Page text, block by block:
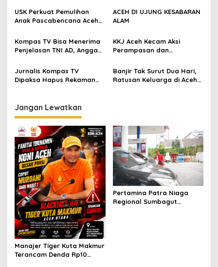
i
p
s
Pasar Berkah Ramadan
USK Perkuat Pemulihan
Anak Pascabencana Aceh
Dukungan Psikososial
ACEH DI UJUNG KESABARAN
ALAM
Kompas TV Bisa Menerima
Penjelasan TNI AD, Anggap
KKJ Aceh Kecam Aksi
Perampasan dan
Jurnalistik oleh TNI
Jurnalis Kompas TV
Dipaksa Hapus Rekaman
Banjir Tak Surut Dua Hari,
Ratusan Keluarga di Aceh
Jangan Lewatkan
Manajer Tiger Kuta Makmur
Terancam Denda Rp10
Pertamina Patra Niaga
Regional Sumbagut